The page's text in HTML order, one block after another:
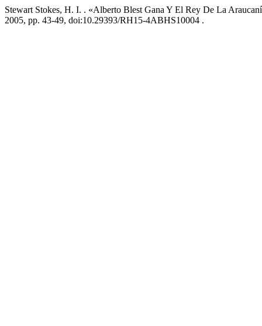
Stewart Stokes, H. I. . «Alberto Blest Gana Y El Rey De La
2005, pp. 43-49, doi:10.29393/RH15-4ABHS10004 .